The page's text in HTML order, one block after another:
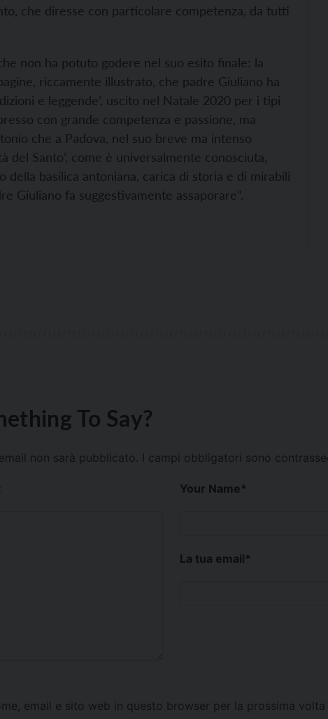
che diresse con particolare competenza, da tutti
non ha potuto godere nel suo esito finale: la
riccamente illustrato, che padre Giuliano ha
e leggende’, uscito nel Natale 2020 per i tipi
con grande competenza e passione, ma
che a Padova, nel suo breve ma intenso
del Santo’, come è universalmente conosciuta,
basilica antoniana, carica di storia e di mirabili
Giuliano fa suggestivamente assaporare”.
To Say?
non sarà pubblicato. I campi obbligatori sono
Your Name*
La tua email*
email e sito web in questo browser per la prossima